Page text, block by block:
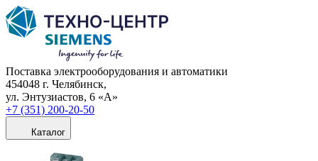
Поставка электрооборудования и автоматики
454048 г. Челябинск,
ул. Энтузиастов, 6 «А»
+7 (351) 200-20-50
Каталог